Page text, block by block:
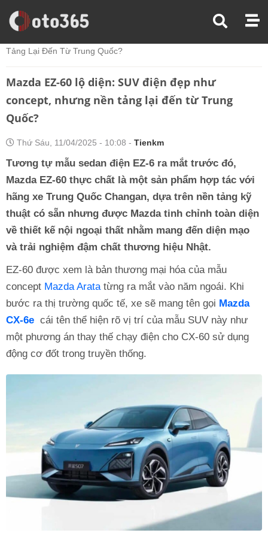
Trang Chủ
Xe Điện
Tảng Lại Đến Từ Trung Quốc?
Mazda EZ-60 lộ diện: SUV điện đẹp như
concept, nhưng nền tảng lại đến từ Trung
Quốc?
Thứ Sáu, 11/04/2025 - 10:08 - Tienkm
Tương tự mẫu sedan điện EZ-6 ra mắt trước đó,
Mazda EZ-60 thực chất là một sản phẩm hợp tác với
hãng xe Trung Quốc Changan, dựa trên nền tảng kỹ
thuật có sẵn nhưng được Mazda tinh chỉnh toàn diện
về thiết kế nội ngoại thất nhằm mang đến diện mạo
và trải nghiệm đậm chất thương hiệu Nhật.
EZ-60 được xem là bản thương mại hóa của mẫu
concept Mazda Aratatừng ra mắt vào năm ngoái. Khi
bước ra thị trường quốc tế, xe sẽ mang tên gọi Mazda
CX-6e cái tên thể hiện rõ vị trí của mẫu SUV này như
một phương án thay thế chạy điện cho CX-60 sử dụng
động cơ đốt trong truyền thống.